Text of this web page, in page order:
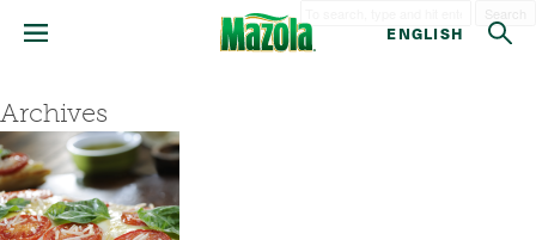
ENGLISH
Archives